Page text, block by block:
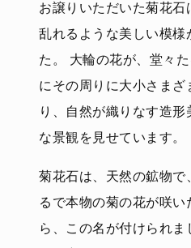
お譲りいただいた菊花石
乱れるような美しい模様
た。 大輪の花が、堂々
にその周りに大小さまざ
り、自然が織りなす造形
な景観を見せています。
菊花石は、天然の鉱物で
るで本物の菊の花が咲
ら、この名が付けられ